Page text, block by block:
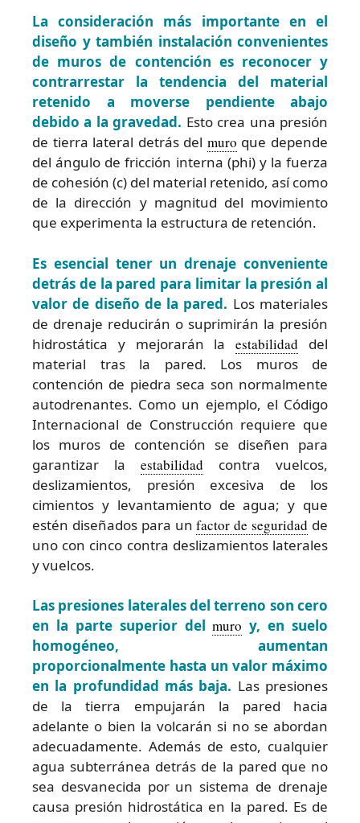
La consideración más importante en el
diseño y también instalación convenientes
de muros de contención es reconocer y
contrarrestar la tendencia del material
retenido a moverse pendiente abajo
debido a la gravedad. Esto crea una presión
de tierra lateral detrás del muro que depende
del ángulo de fricción interna (phi) y la fuerza
de cohesión (c) del material retenido, así como
de la dirección y magnitud del movimiento
que experimenta la estructura de retención.
Es esencial tener un drenaje conveniente
detrás de la pared para limitar la presión al
valor de diseño de la pared. Los materiales
de drenaje reducirán o suprimirán la presión
hidrostática y mejorarán laestabilidad del
material tras la pared. Los muros de
contención de piedra seca son normalmente
autodrenantes. Como un ejemplo, el Código
Internacional de Construcción requiere que
los muros de contención se diseñen para
garantizar la estabilidad contra vuelcos,
deslizamientos, presión excesiva de los
cimientos y levantamiento de agua; y que
estén diseñados para unfactor de seguridad de
uno con cinco contra deslizamientos laterales
y vuelcos.
Las presiones laterales del terreno son cero
en la parte superior delmuro y, en suelo
homogéneo, aumentan
proporcionalmente hasta un valor máximo
en la profundidad más baja. Las presiones
de la tierra empujarán la pared hacia
adelante o bien la volcarán si no se abordan
adecuadamente. Además de esto, cualquier
agua subterránea detrás de la pared que no
sea desvanecida por un sistema de drenaje
causa presión hidrostática en la pared. Es de